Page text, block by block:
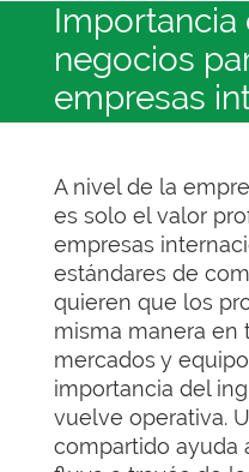
Importancia
negocios
empresas
A nivel de la
es solo el valor
empresas
estándares de
quieren que los
misma manera en
mercados y
importancia del
vuelve operativa.
compartido ayuda